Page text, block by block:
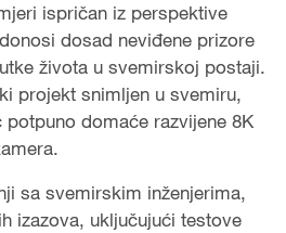
ispričan iz perspektive
dosad neviđene prizore
života u svemirskoj postaji.
projekt snimljen u svemiru,
domaće razvijene 8K
sa svemirskim inženjerima,
izazova, uključujući testove